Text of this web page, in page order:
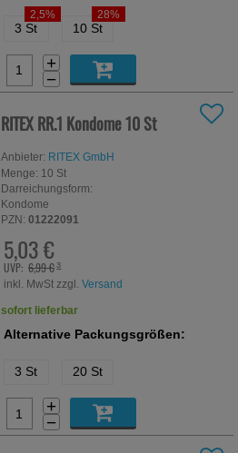
3 St
2,5%
10 St
28%
+
−
RITEX RR.1 Kondome10 St
Anbieter: RITEX GmbH
Menge: 10 St
Darreichungsform:
Kondome
PZN: 01222091
5,03 €
UVP: 6,99 €³
inkl. MwSt zzgl.Versand
sofort lieferbar
Alternative Packungsgrößen:
3 St 20 St
+
−